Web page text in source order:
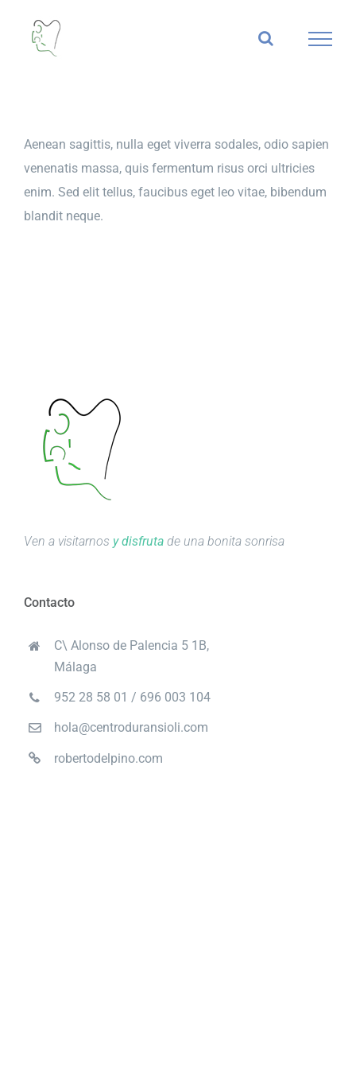
contenido
Aenean sagittis, nulla eget viverra sodales, odio sapien
venenatis massa, quis fermentum risus orci ultricies
enim. Sed elit tellus, faucibus eget leo vitae, bibendum
blandit neque.
Ven a visitarnos y disfruta de una bonita sonrisa
Contacto
C\ Alonso de Palencia 5 1B,
Málaga
952 28 58 01 / 696 003 104
hola@centroduransioli.com
robertodelpino.com